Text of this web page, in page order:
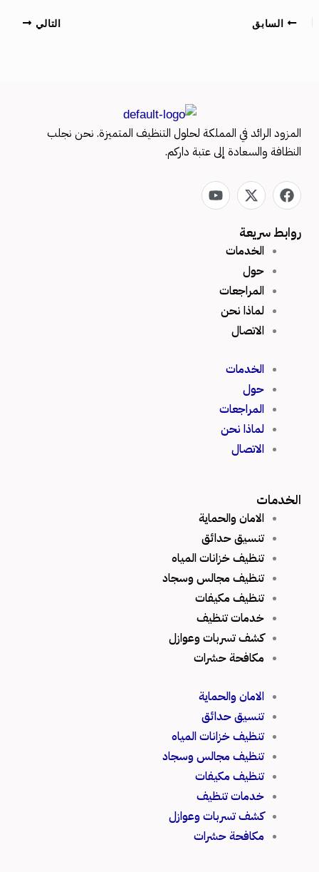
السابق التالي
المزود الرائد في المملكة لحلول التنظيف المتميزة. نحن نجلب
النظافة والسعادة إلى عتبة داركم.
F
a
e
b
X
-
w
t
t
e
r
Y
o
روابط سريعة
الخدمات
حول
المراجعات
لماذا نحن
الاتصال
الخدمات
حول
المراجعات
لماذا نحن
الاتصال
الخدمات
الامان والحماية
تنسيق حدائق
تنظيف خزانات المياه
تنظيف مجالس وسجاد
تنظيف مكيفات
خدمات تنظيف
كشف تسربات وعوازل
مكافحة حشرات
الامان والحماية
تنسيق حدائق
تنظيف خزانات المياه
تنظيف مجالس وسجاد
تنظيف مكيفات
خدمات تنظيف
كشف تسربات وعوازل
مكافحة حشرات